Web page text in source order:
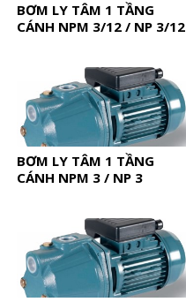
BƠM LY TÂM 1 TẦNG
CÁNH NPM 3/12 / NP 3/12
BƠM LY TÂM 1 TẦNG
CÁNH NPM 3 / NP 3